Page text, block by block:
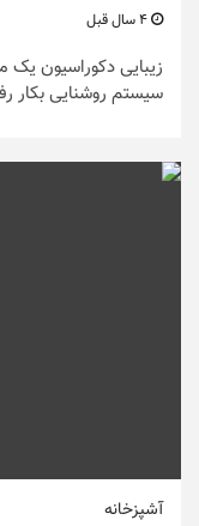
زیبایی دکوراسیون یک
سیستم روشنایی بکار
آشپزخانه